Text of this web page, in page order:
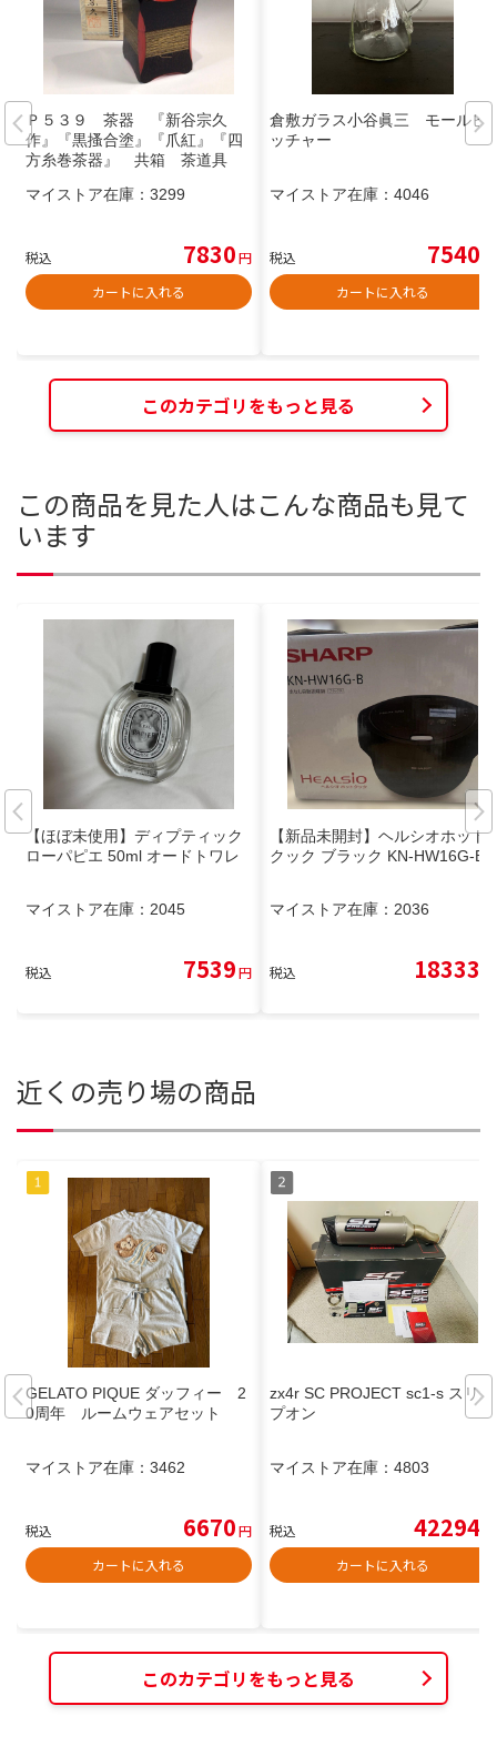
Ｐ５３９ 茶器 『新谷宗久
作』『黒搔合塗』『爪紅』『四
方糸巻茶器』 共箱 茶道具
マイストア在庫： 3299
税込 7830円
カートに入れる
倉敷ガラス小谷眞三 モールピ
ッチャー
マイストア在庫： 4046
税込 7540
カートに入れる
このカテゴリをもっと見る
この商品を見た人はこんな商品も見て
います
【ほぼ未使用】ディプティック
ローパピエ 50ml オードトワレ
マイストア在庫： 2045
税込 7539円
【新品未開封】ヘルシオホット
クック ブラック KN-HW16G-B
マイストア在庫： 2036
税込 18333
近くの売り場の商品
GELATO PIQUE ダッフィー 2
0周年 ルームウェアセット
マイストア在庫： 3462
税込 6670円
カートに入れる
zx4r SC PROJECT sc1-s スリッ
プオン
マイストア在庫： 4803
税込 42294
カートに入れる
このカテゴリをもっと見る